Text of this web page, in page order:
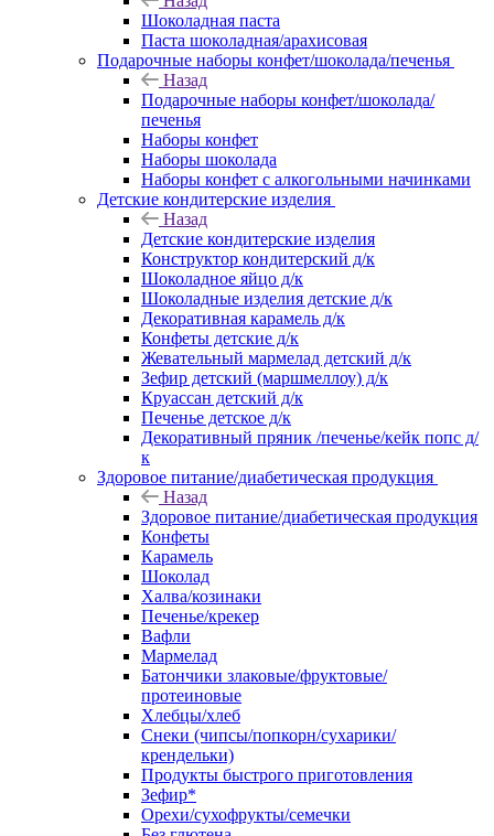
Шоколадная паста
Паста шоколадная/арахисовая
Подарочные наборы конфет/шоколада/печенья
Назад
Подарочные наборы конфет/шоколада/
печенья
Наборы конфет
Наборы шоколада
Наборы конфет с алкогольными начинками
Детские кондитерские изделия
Назад
Детские кондитерские изделия
Конструктор кондитерский д/к
Шоколадное яйцо д/к
Шоколадные изделия детские д/к
Декоративная карамель д/к
Конфеты детские д/к
Жевательный мармелад детский д/к
Зефир детский (маршмеллоу) д/к
Круассан детский д/к
Печенье детское д/к
Декоративный пряник /печенье/кейк попс д/
к
Здоровое питание/диабетическая продукция
Назад
Здоровое питание/диабетическая продукция
Конфеты
Карамель
Шоколад
Халва/козинаки
Печенье/крекер
Вафли
Мармелад
Батончики злаковые/фруктовые/
протеиновые
Хлебцы/хлеб
Снеки (чипсы/попкорн/сухарики/
крендельки)
Продукты быстрого приготовления
Зефир*
Орехи/сухофрукты/семечки